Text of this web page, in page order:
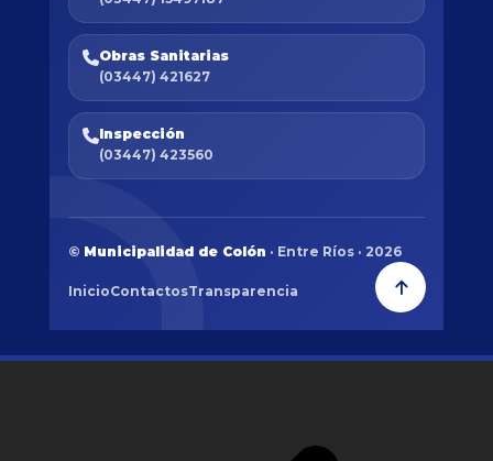
Obras Sanitarias
(03447) 421627
Inspección
(03447) 423560
© Municipalidad de Colón · Entre Ríos · 2026
InicioContactosTransparencia